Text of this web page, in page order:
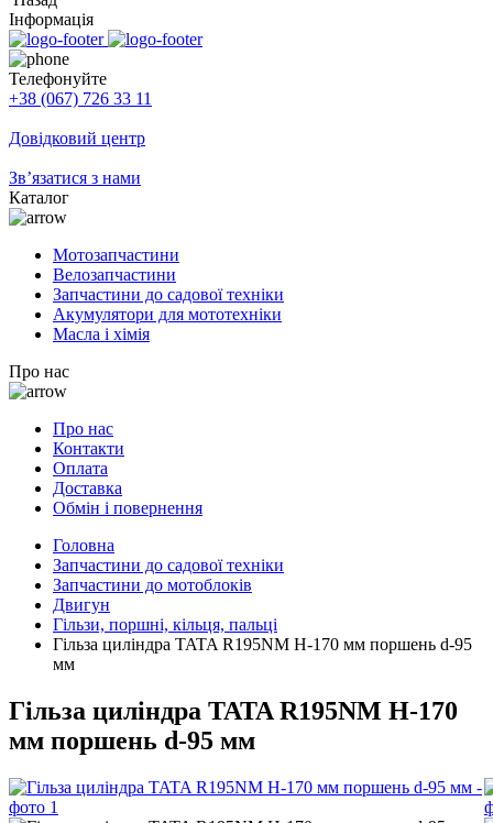
Інформація
Телефонуйте
+38 (067) 726 33 11
Довідковий центр
Зв’язатися з нами
Каталог
Мотозапчастини
Велозапчастини
Запчастини до садової техніки
Акумулятори для мототехніки
Масла і хімія
Про нас
Про нас
Контакти
Оплата
Доставка
Обмін і повернення
Головна
Запчастини до садової техніки
Запчастини до мотоблоків
Двигун
Гільзи, поршні, кільця, пальці
Гільза циліндра TATA R195NM H-170 мм поршень d-95
мм
Гільза циліндра TATA R195NM H-170
мм поршень d-95 мм